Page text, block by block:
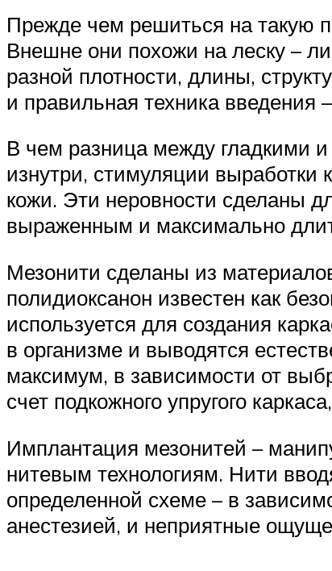
Прежде чем решиться на такую
Внешне они похожи на леску –
разной плотности, длины,
и правильная техника введения
В чем разница между гладкими
изнутри, стимуляции выработки
кожи. Эти неровности сделаны
выраженным и максимально
Мезонити сделаны из
полидиоксанон известен как
используется для создания
в организме и выводятся
максимум, в зависимости от
счет подкожного упругого
Имплантация мезонитей –
нитевым технологиям. Нити
определенной схеме – в
анестезией, и неприятные